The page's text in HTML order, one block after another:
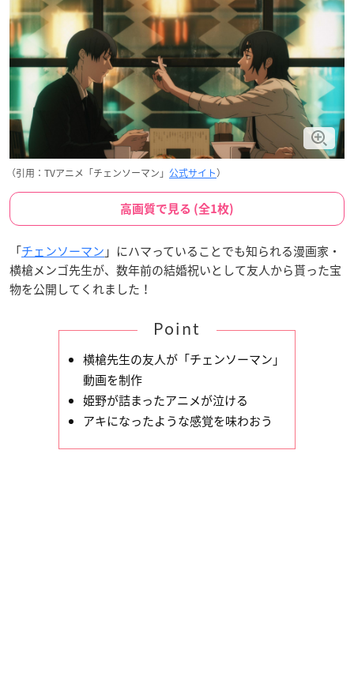
（引用：TVアニメ「チェンソーマン」 公式サイト）
高画質で見る (全1枚)
「チェンソーマン 」にハマっていることでも知られる漫画家・
横槍メンゴ先生が、数年前の結婚祝いとして友人から貰った宝
物を公開してくれました！
Point
横槍先生の友人が「チェンソーマン」
動画を制作
姫野が詰まったアニメが泣ける
アキになったような感覚を味わおう